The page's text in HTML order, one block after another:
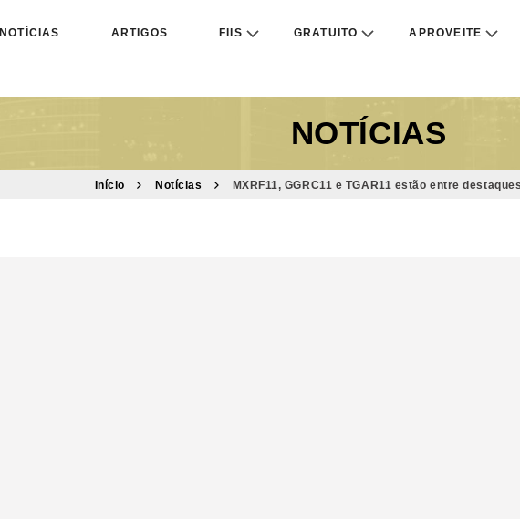
NOTÍCIAS ARTIGOS FIIS GRATUITO APROVEITE
NOTÍCIAS
Início Notícias MXRF11, GGRC11 e TGAR11 estão entre